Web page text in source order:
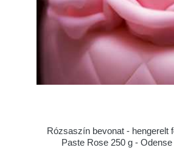
Rózsaszín bevonat - hengerelt
Paste Rose 250 g -